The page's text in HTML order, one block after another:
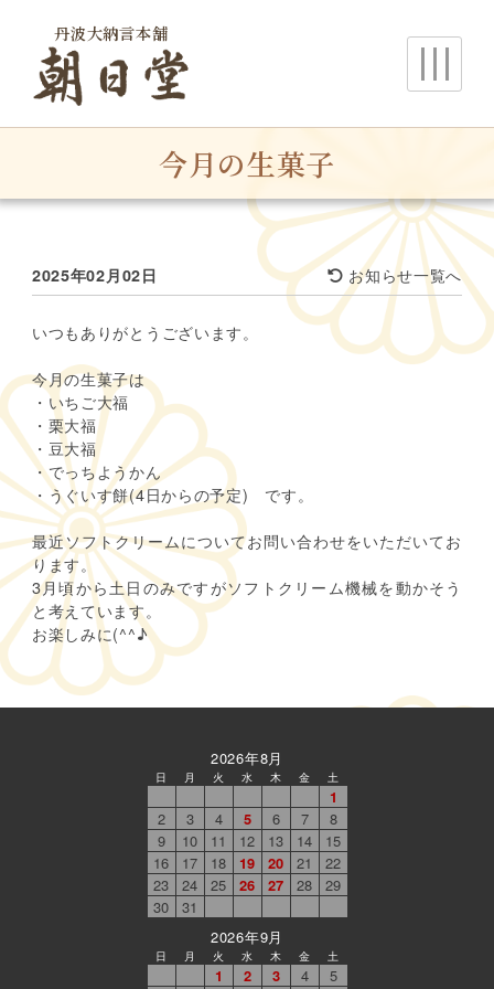
丹波大納言本舗
商品紹介 馬路大納言小豆 お知らせ
今月の生菓子
2025年02月02日 お知らせ一覧へ
いつもありがとうございます。
今月の生菓子は
・いちご大福
・栗大福
・豆大福
・でっちようかん
・うぐいす餅(4日からの予定) です。
最近ソフトクリームについてお問い合わせをいただいてお
ります。
3月頃から土日のみですがソフトクリーム機械を動かそう
と考えています。
お楽しみに(^^♪
2026年8月
日 月 火 水 木 金 土
1
2
3 4 5 6 7
8
9
10 11 12 13 14
15
16
17 18 19 20 21
22
23
24 25 26 27 28
29
30
31
2026年9月
日 月 火 水 木 金 土
1 2 3 4
5